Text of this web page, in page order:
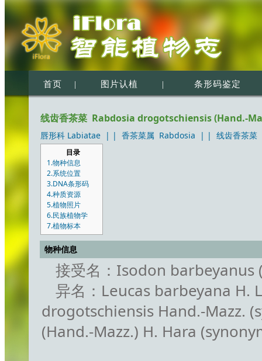
首页 | 图片认植 | 条形码鉴定
线齿香茶菜 Rabdosia drogotschiensis (Hand.-
唇形科 Labiatae | | 香茶菜属 Rabdosia | | 线齿香茶
目录
1.物种信息
2.系统位置
3.DNA条形码
4.种质资源
5.植物照片
6.民族植物学
7.植物标本
物种信息
接受名：Isodon barbeyanus
异名：Leucas barbeyana H.
drogotschiensis Hand.-Mazz.
(Hand.-Mazz.) H. Hara